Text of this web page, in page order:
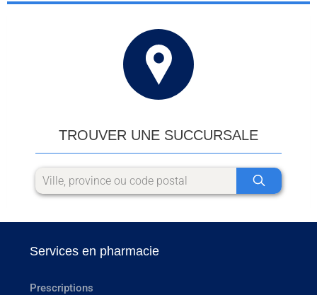
TROUVER UNE SUCCURSALE
Services en pharmacie
Prescriptions